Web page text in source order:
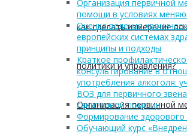
как сделать измерение
политики и управления?
Организация первичной
Организация первичной
помощи в условиях
Оценка ведения
европейских системах
принципы и подходы
Краткое
консультирование в
употребления алкоголя:
ВОЗ для первичного
санитарной помощи
Формирование здорового
Обучающий курс